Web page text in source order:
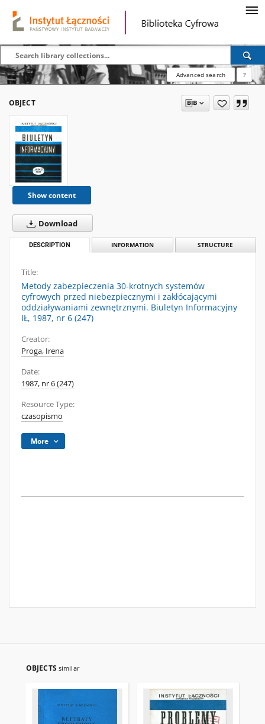
Advanced search ?
OBJECT
Show content
Download
DESCRIPTION INFORMATION STRUCTURE
Title:
Metody zabezpieczenia 30-krotnych systemów
cyfrowych przed niebezpiecznymi i zakłócającymi
oddziaływaniami zewnętrznymi. Biuletyn Informacyjny
IŁ, 1987, nr 6 (247)
Creator:
Proga, Irena
Date:
1987, nr 6 (247)
Resource Type:
czasopismo
More
OBJECTS similar